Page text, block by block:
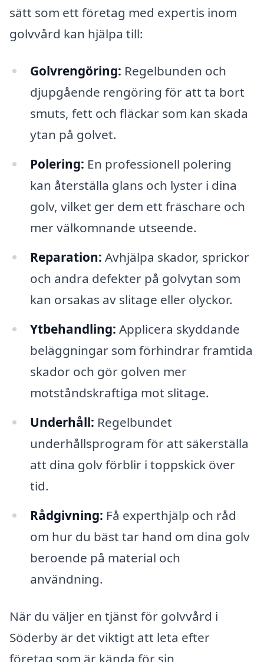
sätt som ett företag med expertis inom
golvvård kan hjälpa till:
Golvrengöring: Regelbunden och
djupgående rengöring för att ta bort
smuts, fett och fläckar som kan skada
ytan på golvet.
Polering: En professionell polering
kan återställa glans och lyster i dina
golv, vilket ger dem ett fräschare och
mer välkomnande utseende.
Reparation: Avhjälpa skador, sprickor
och andra defekter på golvytan som
kan orsakas av slitage eller olyckor.
Ytbehandling: Applicera skyddande
beläggningar som förhindrar framtida
skador och gör golven mer
motståndskraftiga mot slitage.
Underhåll: Regelbundet
underhållsprogram för att säkerställa
att dina golv förblir i toppskick över
tid.
Rådgivning: Få experthjälp och råd
om hur du bäst tar hand om dina golv
beroende på material och
användning.
När du väljer en tjänst för golvvård i
Söderby är det viktigt att leta efter
företag som är kända för sin